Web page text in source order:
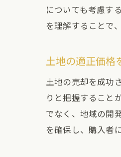
についても考慮す
を理解することで
土地の適正価格
土地の売却を成功
りと把握すること
でなく、地域の開
を確保し、購入者